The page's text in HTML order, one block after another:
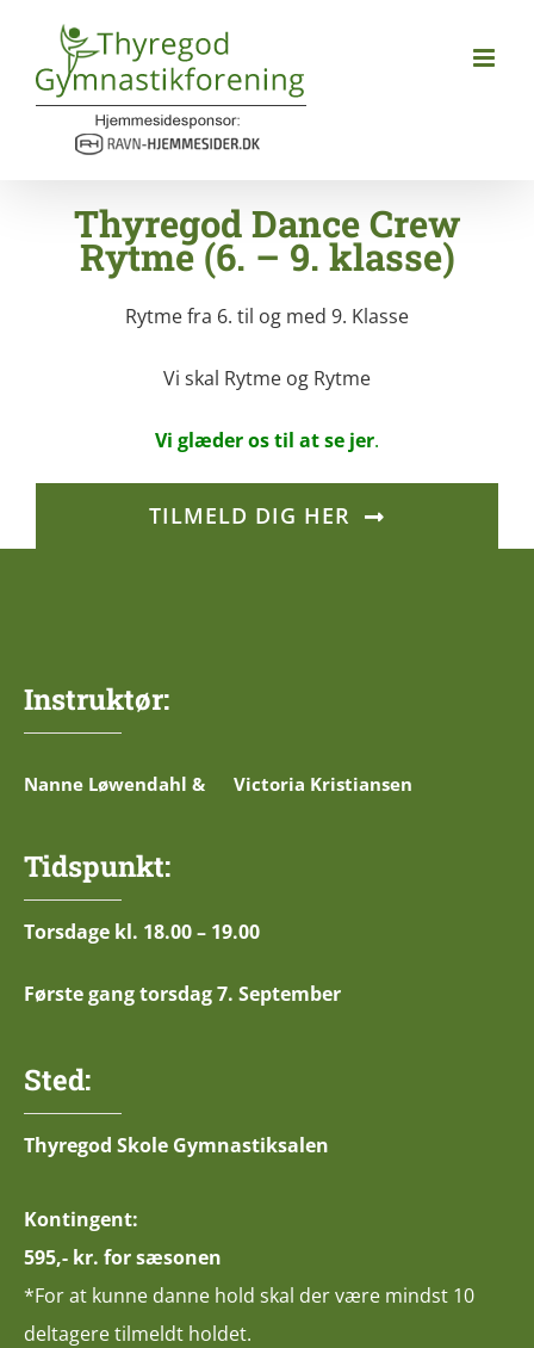
content
Thyregod Dance Crew
Rytme (6. – 9. klasse)
Rytme fra 6. til og med 9. Klasse
Vi skal Rytme og Rytme
Vi glæder os til at se jer.
TILMELD DIG HER
Instruktør:
Nanne Løwendahl & Victoria Kristiansen
Tidspunkt:
Torsdage kl. 18.00 – 19.00
Første gang torsdag 7. September
Sted:
Thyregod Skole Gymnastiksalen
Kontingent:
595,- kr. for sæsonen
*For at kunne danne hold skal der være mindst 10
deltagere tilmeldt holdet.